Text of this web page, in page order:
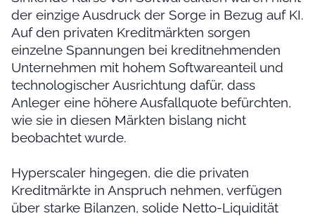
der einzige Ausdruck der Sorge in Bezug auf KI.
Auf den privaten Kreditmärkten sorgen
einzelne Spannungen bei kreditnehmenden
Unternehmen mit hohem Softwareanteil und
technologischer Ausrichtung dafür, dass
Anleger eine höhere Ausfallquote befürchten,
wie sie in diesen Märkten bislang nicht
beobachtet wurde.
Hyperscaler hingegen, die die privaten
Kreditmärkte in Anspruch nehmen, verfügen
über starke Bilanzen, solide Netto-Liquidität